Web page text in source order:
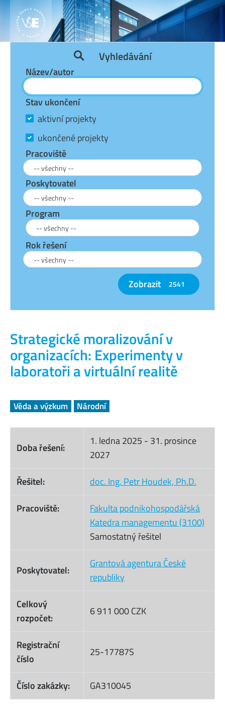
Strategické moralizování v
organizacích: Experimenty v
laboratoři a virtuální realitě
Věda a výzkum Národní
Doba řešení:
1. ledna 2025 - 31. prosince
2027
Řešitel:
doc. Ing. Petr Houdek, Ph.D.
Pracoviště:
Fakulta podnikohospodářská
Katedra managementu (3100)
Samostatný řešitel
Poskytovatel:
Grantová agentura České
republiky
Celkový
rozpočet:
6 911 000 CZK
Registrační
číslo
25-17787S
Číslo zakázky: GA310045
Vyhledávání
Název/autor
Stav ukončení
aktivní projekty
ukončené projekty
Pracoviště
Poskytovatel
Program
Rok řešení
Zobrazit 2541